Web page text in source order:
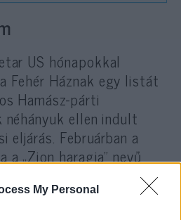
My Personal
US hónapokkal
Háznak egy listát
Hamász-párti
ellen indult
Februárban a
„Zion haragja” nevű
célja a palesztinbarát
volt.